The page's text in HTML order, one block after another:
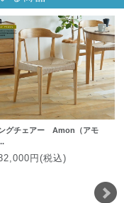
グチェアー Amon（アモ
円(税込)